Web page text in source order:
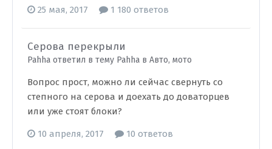
25 мая, 2017 1 180 ответов
Серова перекрыли
Pahha ответил в тему Pahha в Авто, мото
Вопрос прост, можно ли сейчас свернуть со
степного на серова и доехать до доваторцев
или уже стоят блоки?
10 апреля, 2017 10 ответов